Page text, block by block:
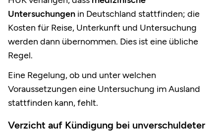
Untersuchungen in Deutschland stattfinden; die
Kosten für Reise, Unterkunft und Untersuchung
werden dann übernommen. Dies ist eine übliche
Regel.
Eine Regelung, ob und unter welchen
Voraussetzungen eine Untersuchung im Ausland
stattfinden kann, fehlt.
Verzicht auf Kündigung bei unverschuldeter